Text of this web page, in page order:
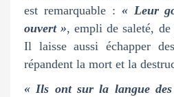
est remarquable : « Leur
ouvert », empli de saleté,
Il laisse aussi échapper
répandent la mort et la
« Ils ont sur la langue des